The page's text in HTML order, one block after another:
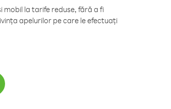
mobil la tarife reduse, fără a fi
apelurilor pe care le efectuați